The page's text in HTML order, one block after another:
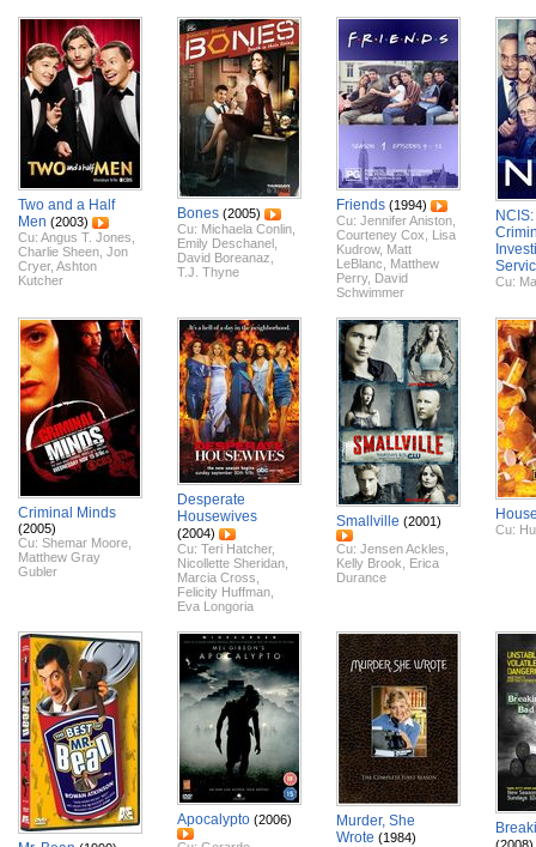
Two and a Half
Men (2003)
Cu: Angus T. Jones
Charlie Sheen Jon
Cryer, Ashton
Kutcher
Bones (2005)
Cu: Michaela Conlin
Emily Deschanel
David Boreanaz
T.J. Thyne
Friends (1994)
Cu: Jennifer Aniston
Courteney Cox
Lisa
Kudrow, Matt
LeBlanc
Matthew
Perry, David
Schwimmer
Cu:
Criminal Minds
(2005)
Cu: Shemar Moore
Matthew Gray
Gubler
Desperate
Housewives
(2004)
Cu: Teri Hatcher,
Nicollette Sheridan
Marcia Cross
Felicity Huffman
Eva Longoria
Smallville (2001)
Cu: Jensen Ackles
Kelly Brook
Erica
Durance
Cu:
Apocalypto (2006)
Murder, She
Wrote (1984)